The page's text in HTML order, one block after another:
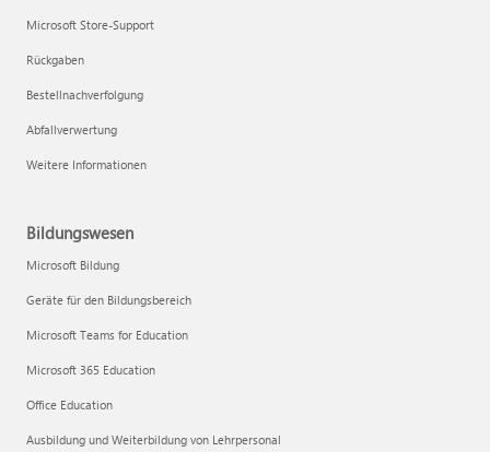
Microsoft Store-Support
Rückgaben
Bestellnachverfolgung
Abfallverwertung
Weitere Informationen
Bildungswesen
Microsoft Bildung
Geräte für den Bildungsbereich
Microsoft Teams for Education
Microsoft 365 Education
Office Education
Ausbildung und Weiterbildung von Lehrpersonal